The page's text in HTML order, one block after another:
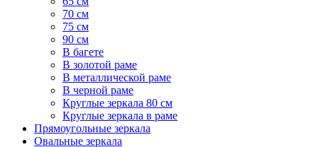
70 см
75 см
90 см
В багете
В золотой раме
В металлической раме
В черной раме
Круглые зеркала 80 см
Круглые зеркала в раме
Прямоугольные зеркала
Овальные зеркала